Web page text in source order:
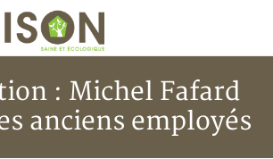
: Michel Fafard
anciens employés